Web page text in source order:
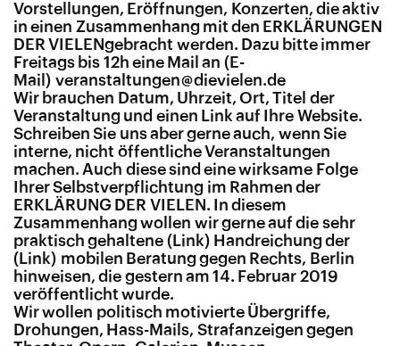
Vorstellungen, Eröffnungen, Konzerten, die aktiv
in einen Zusammenhang mit den ERKLÄRUNGEN
DER VIELENgebracht werden. Dazu bitte immer
Freitags bis 12h eine Mail an
veranstaltungen@dievielen.de
Wir brauchen Datum, Uhrzeit, Ort, Titel der
Veranstaltung und einen Link auf Ihre Website.
Schreiben Sie uns aber gerne auch, wenn Sie
interne, nicht öffentliche Veranstaltungen
machen. Auch diese sind eine wirksame Folge
Ihrer Selbstverpflichtung im Rahmen der
ERKLÄRUNG DER VIELEN. In diesem
Zusammenhang wollen wir gerne auf die sehr
praktisch gehaltene
Handreichungder
mobilen Beratung gegen Rechts, Berlin
hinweisen, die gestern am 14. Februar 2019
veröffentlicht wurde.
Wir wollen politisch motivierte Übergriffe,
Drohungen, Hass-Mails, Strafanzeigen gegen